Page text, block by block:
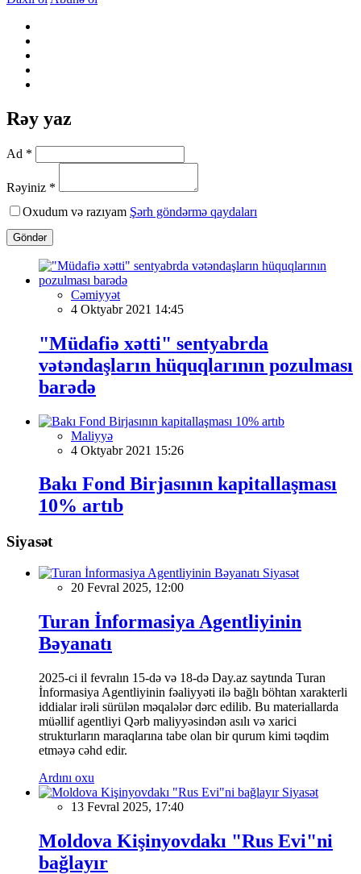
Rəy yaz
Ad *
Rəyiniz *
Oxudum və razıyam Şərh göndərmə qaydaları
Göndər
Cəmiyyət
4 Oktyabr 2021 14:45
"Müdafiə xətti" sentyabrda
vətəndaşların hüquqlarının pozulması
barədə
Maliyyə
4 Oktyabr 2021 15:26
Bakı Fond Birjasının kapitallaşması
10% artıb
Siyasət
Siyasət
20 Fevral 2025, 12:00
Turan İnformasiya Agentliyinin
Bəyanatı
2025-ci il fevralın 15-də və 18-də Day.az saytında Turan
İnformasiya Agentliyinin fəaliyyəti ilə bağlı böhtan xarakterli
iddialar irəli sürülən məqalələr dərc edilib. Bu materiallarda
müəllif agentliyi Qərb maliyyəsindən asılı və xarici
strukturların maraqlarına tabe olan bir qurum kimi təqdim
etməyə cəhd edir.
Ardını oxu
Siyasət
13 Fevral 2025, 17:40
Moldova Kişinyovdakı "Rus Evi"ni
bağlayır